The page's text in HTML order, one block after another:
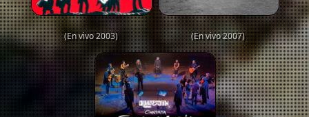
(En vivo 2003) (En vivo 2007)